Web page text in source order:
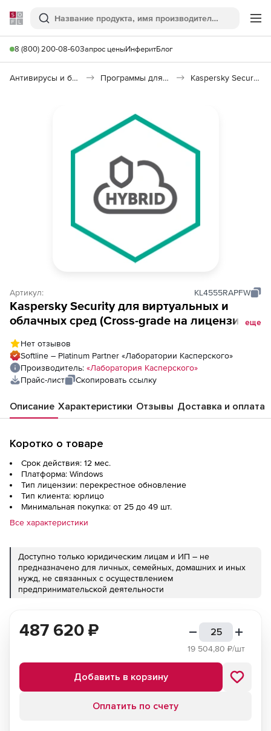
Softline
Поиск
8 (800) 200-08-60Запрос ценыИнферитБлог
Антивирусы и безопасность Программы для защиты информации Kaspersky Security для виртуальных и облачных сред
Артикул: KL4555RAPFW
Kaspersky Security для виртуальных и
облачных сред (Cross-grade на лицензию
количеству ядер физических процессоров
еще
Нет отзывов
Softline – Platinum Partner «Лаборатории Касперского»
Производитель: «Лаборатория Касперского»
Прайс-лист
Скопировать ссылку
Описание Характеристики Отзывы Доставка и оплата
Коротко о товаре
Срок действия: 12 мес.
Платформа: Windows
Тип лицензии: перекрестное обновление
Тип клиента: юрлицо
Минимальная покупка: от 25 до 49 шт.
Все характеристики
Доступно только юридическим лицам и ИП – не
предназначено для личных, семейных, домашних и иных
нужд, не связанных с осуществлением
предпринимательской деятельности
487 620 ₽
19 504,80 ₽/шт
Добавить в корзину
Оплатить по счету